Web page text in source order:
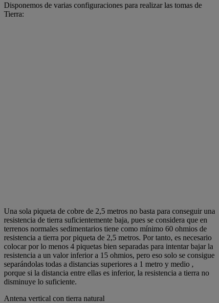
Disponemos de varias configuraciones para realizar las tomas de
Tierra:
Una sola piqueta de cobre de 2,5 metros no basta para conseguir una
resistencia de tierra suficientemente baja, pues se considera que en
terrenos normales sedimentarios tiene como mínimo 60 ohmios de
resistencia a tierra por piqueta de 2,5 metros. Por tanto, es necesario
colocar por lo menos 4 piquetas bien separadas para intentar bajar la
resistencia a un valor inferior a 15 ohmios, pero eso solo se consigue
separándolas todas a distancias superiores a 1 metro y medio ,
porque si la distancia entre ellas es inferior, la resistencia a tierra no
disminuye lo suficiente.
Antena vertical con tierra natural